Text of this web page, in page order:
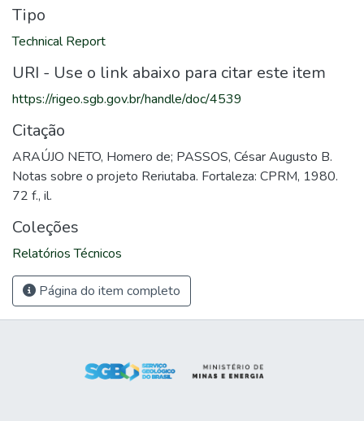
Tipo
Technical Report
URI - Use o link abaixo para citar este item
https://rigeo.sgb.gov.br/handle/doc/4539
Citação
ARAÚJO NETO, Homero de; PASSOS, César Augusto B.
Notas sobre o projeto Reriutaba. Fortaleza: CPRM, 1980.
72 f., il.
Coleções
Relatórios Técnicos
Página do item completo